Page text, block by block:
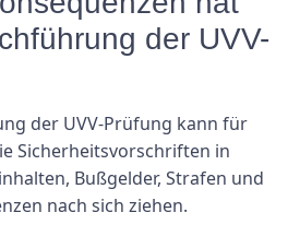
der UVV-
der UVV-Prüfung kann für
Sicherheitsvorschriften in
Bußgelder, Strafen und
nach sich ziehen.